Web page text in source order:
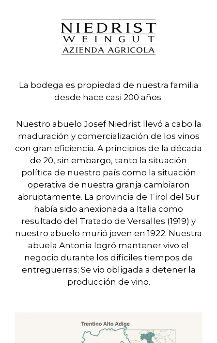
La bodega es propiedad de nuestra familia
desde hace casi 200 años.
Nuestro abuelo Josef Niedrist llevó a cabo la
maduración y comercialización de los vinos
con gran eficiencia. A principios de la década
de 20, sin embargo, tanto la situación
política de nuestro país como la situación
operativa de nuestra granja cambiaron
abruptamente. La provincia de Tirol del Sur
había sido anexionada a Italia como
resultado del Tratado de Versalles (1919) y
nuestro abuelo murió joven en 1922. Nuestra
abuela Antonia logró mantener vivo el
negocio durante los difíciles tiempos de
entreguerras; Se vio obligada a detener la
producción de vino.